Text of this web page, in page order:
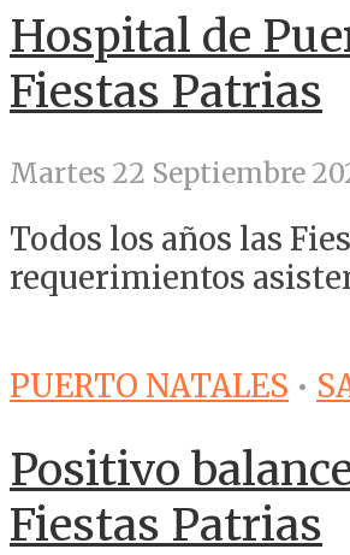
Hospital de
Fiestas Patrias
Martes 22 Septiembre
Todos los años las
requerimientos
PUERTO NATALES •
Positivo
Fiestas Patrias